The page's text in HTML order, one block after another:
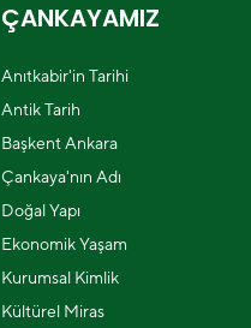
ÇANKAYAMIZ
Anıtkabir'in Tarihi
Antik Tarih
Başkent Ankara
Çankaya'nın Adı
Doğal Yapı
Ekonomik Yaşam
Kurumsal Kimlik
Kültürel Miras